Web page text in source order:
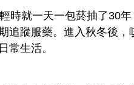
時就一天一包菸抽了30
追蹤服藥。進入秋冬後，
常生活。